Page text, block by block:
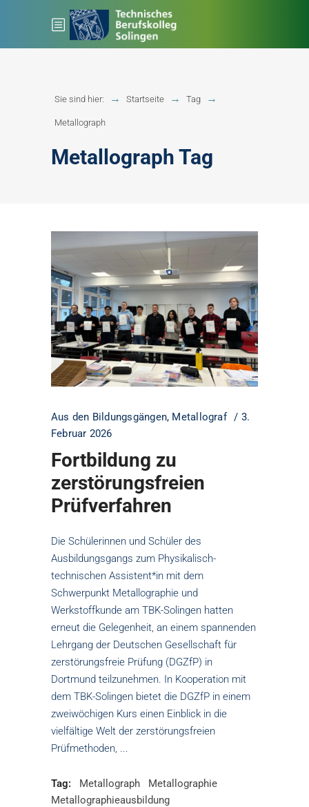
Sie sind hier: Startseite Tag
Metallograph
Metallograph Tag
Aus den Bildungsgängen, Metallograf
3.
Februar 2026
Fortbildung zu
zerstörungsfreien
Prüfverfahren
Die Schülerinnen und Schüler des
Ausbildungsgangs zum Physikalisch-
technischen Assistent*in mit dem
Schwerpunkt Metallographie und
Werkstoffkunde am TBK-Solingen hatten
erneut die Gelegenheit, an einem spannenden
Lehrgang der Deutschen Gesellschaft für
zerstörungsfreie Prüfung (DGZfP) in
Dortmund teilzunehmen. In Kooperation mit
dem TBK-Solingen bietet die DGZfP in einem
zweiwöchigen Kurs einen Einblick in die
vielfältige Welt der zerstörungsfreien
Prüfmethoden,
Tag: Metallograph
Metallographie
Metallographieausbildung